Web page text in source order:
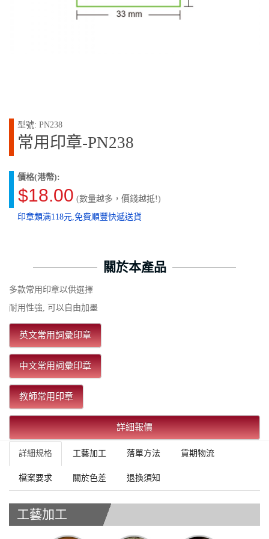
型號: PN238
常用印章-PN238
價格(港幣):
$18.00 (數量越多，價錢越抵!)
印章類满118元,免費順豐快遞送貨
關於本產品
多款常用印章以供選擇
耐用性強, 可以自由加墨
英文常用詞彙印章
中文常用詞彙印章
教師常用印章
詳細報價
詳細規格 工藝加工 落單方法 貨期物流
檔案要求 關於色差 退換須知
工藝加工